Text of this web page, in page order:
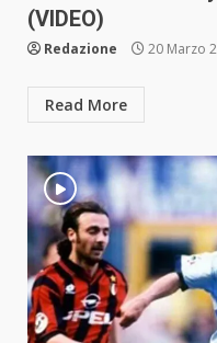
(VIDEO)
Redazione 20 Marzo
Read More